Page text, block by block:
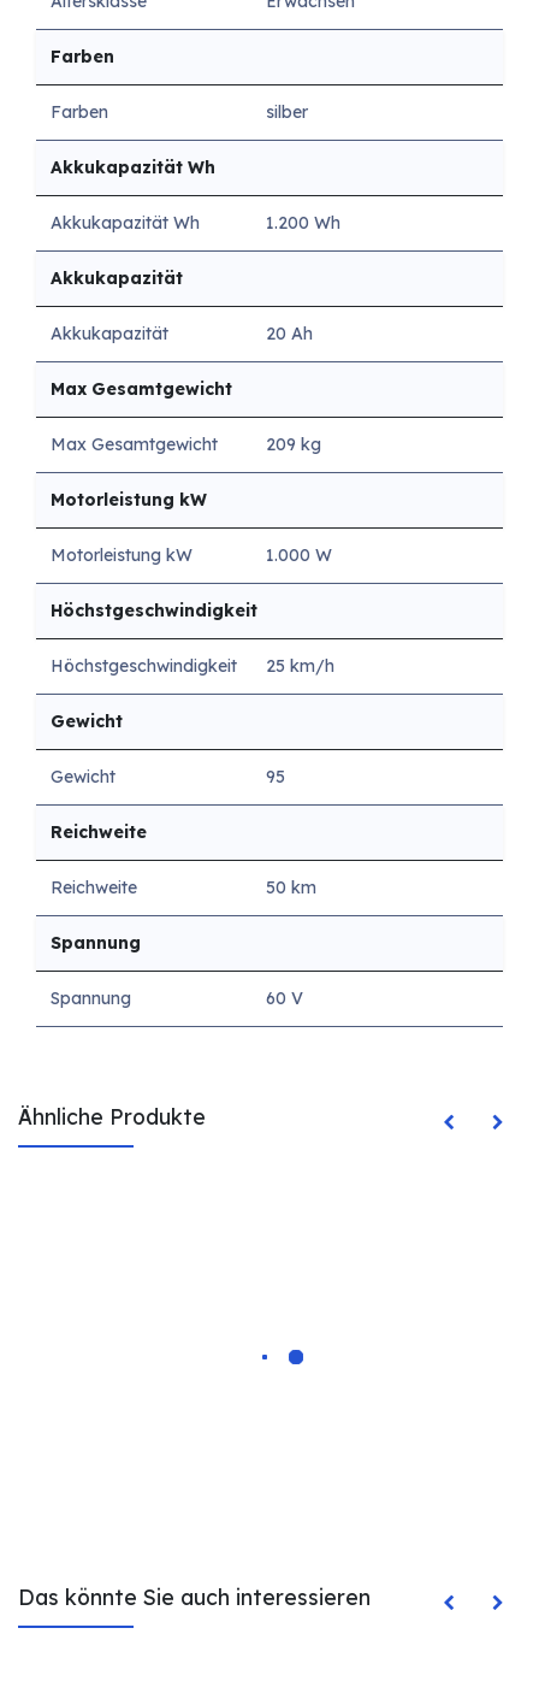
Farben
Farben silber
Akkukapazität Wh
Akkukapazität Wh 1.200 Wh
Akkukapazität
Akkukapazität 20 Ah
Max Gesamtgewicht
Max Gesamtgewicht 209 kg
Motorleistung kW
Motorleistung kW 1.000 W
Höchstgeschwindigkeit
Höchstgeschwindigkeit 25 km/h
Gewicht
Gewicht 95
Reichweite
Reichweite 50 km
Spannung
Spannung 60 V
Ähnliche Produkte
Das könnte Sie auch interessieren